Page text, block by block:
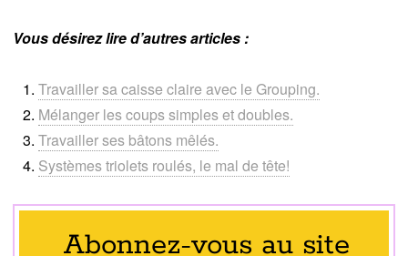
Vous désirez lire d’autres articles :
Travailler sa caisse claire avec le Grouping.
Mélanger les coups simples et doubles.
Travailler ses bâtons mêlés.
Systèmes triolets roulés, le mal de tête!